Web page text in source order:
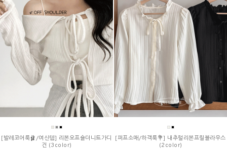
[발레코어룩🩰/여신템] 리본오프숄더니트가디
건 (3color)
[퍼프소매/하객룩💐] 내추럴리본프릴블라우스
(2color)